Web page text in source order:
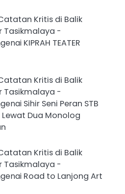
Kritis di Balik
Tasikmalaya -
KIPRAH TEATER
Kritis di Balik
Tasikmalaya -
Sihir Seni Peran STB
Dua Monolog
Kritis di Balik
Tasikmalaya -
Road to Lanjong Art